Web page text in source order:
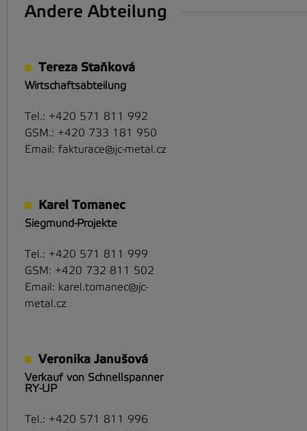
Andere Abteilung
Tereza Staňková
Wirtschaftsabteilung
Tel.: +420 571 811 992
GSM.: +420 733 181 950
Email: fakturace@jc-metal.cz
Karel Tomanec
Siegmund-Projekte
Tel.: +420 571 811 999
GSM: +420 732 811 502
Email: karel.tomanec@jc-
metal.cz
Veronika Janušová
Verkauf von Schnellspanner
RY-UP
Tel.: +420 571 811 996